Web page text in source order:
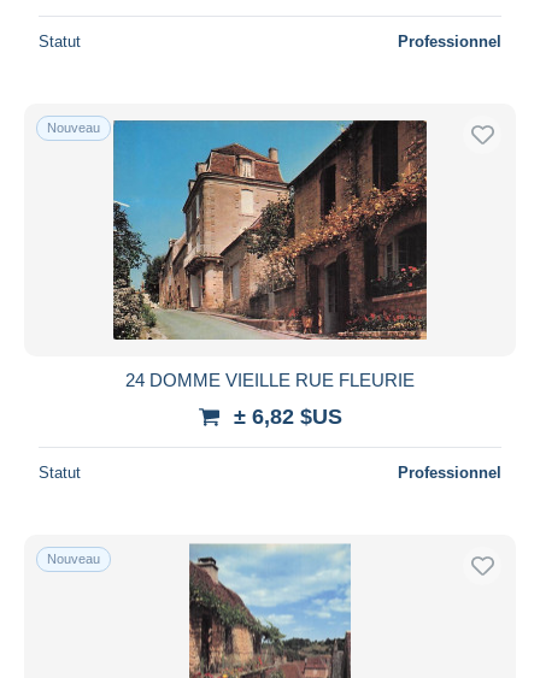
Statut Professionnel
Nouveau
24 DOMME VIEILLE RUE FLEURIE
± 6,82 $US
Statut Professionnel
Nouveau